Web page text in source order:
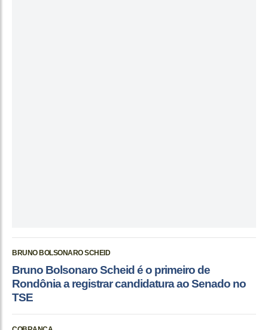
BRUNO BOLSONARO SCHEID
Bruno Bolsonaro Scheid é o primeiro de
Rondônia a registrar candidatura ao Senado no
TSE